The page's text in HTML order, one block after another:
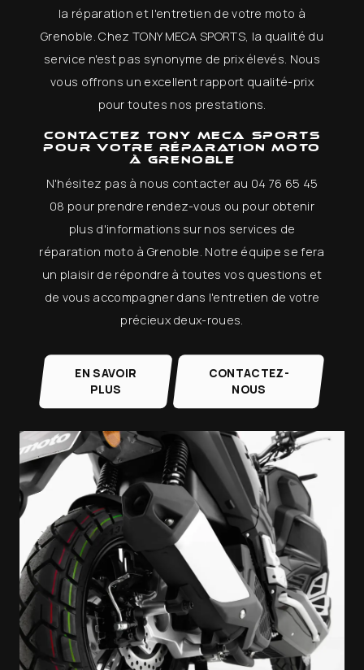
la réparation et l'entretien de votre moto à
Grenoble. Chez TONY MECA SPORTS, la qualité du
service n'est pas synonyme de prix élevés. Nous
vous offrons un excellent rapport qualité-prix
pour toutes nos prestations.
Contactez TONY MECA SPORTS
pour votre réparation moto
à Grenoble
N'hésitez pas à nous contacter au 04 76 65 45
08 pour prendre rendez-vous ou pour obtenir
plus d'informations sur nos services de
réparation moto à Grenoble. Notre équipe se fera
un plaisir de répondre à toutes vos questions et
de vous accompagner dans l'entretien de votre
précieux deux-roues.
EN SAVOIR
PLUS
CONTACTEZ-
NOUS